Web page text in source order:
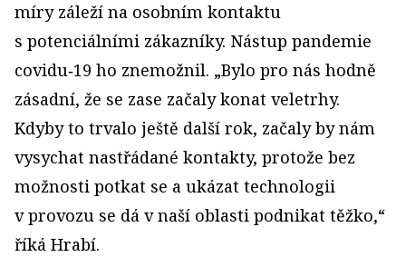
míry záleží na osobním kontaktu
s potenciálními zákazníky. Nástup pandemie
covidu‑19 ho znemožnil. „Bylo pro nás hodně
zásadní, že se zase začaly konat veletrhy.
Kdyby to trvalo ještě další rok, začaly by nám
vysychat nastřádané kontakty, protože bez
možnosti potkat se a ukázat technologii
v provozu se dá v naší oblasti podnikat těžko,“
říká Hrabí.